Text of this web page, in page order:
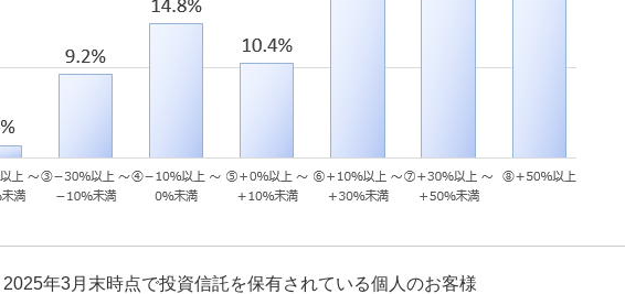
2025年3月末時点で投資信託を保有されている個人のお客様